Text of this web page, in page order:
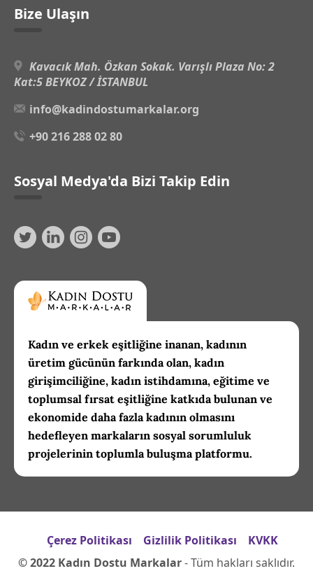
Bize Ulaşın
Kavacık Mah. Özkan Sokak. Varışlı Plaza No: 2
Kat:5 BEYKOZ / İSTANBUL
info@kadindostumarkalar.org
+90 216 288 02 80
Sosyal Medya'da Bizi Takip Edin
Kadın ve erkek eşitliğine inanan, kadının
üretim gücünün farkında olan, kadın
girişimciliğine, kadın istihdamına, eğitime ve
toplumsal fırsat eşitliğine katkıda bulunan ve
ekonomide daha fazla kadının olmasını
hedefleyen markaların sosyal sorumluluk
projelerinin toplumla buluşma platformu.
Çerez Politikası Gizlilik Politikası
KVKK
© 2022 Kadın Dostu Markalar- Tüm hakları saklıdır.